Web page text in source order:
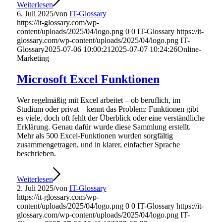
Weiterlesen
6. Juli 2025/von IT-Glossary
https://it-glossary.com/wp-
content/uploads/2025/04/logo.png 0 0 IT-Glossary https://it-
glossary.com/wp-content/uploads/2025/04/logo.png IT-
Glossary2025-07-06 10:00:21 2025-07-07 10:24:26Online-
Marketing
Microsoft Excel Funktionen
Wer regelmäßig mit Excel arbeitet – ob beruflich, im
Studium oder privat – kennt das Problem: Funktionen gibt
es viele, doch oft fehlt der Überblick oder eine verständliche
Erklärung. Genau dafür wurde diese Sammlung erstellt.
Mehr als 500 Excel-Funktionen wurden sorgfältig
zusammengetragen, und in klarer, einfacher Sprache
beschrieben.
Weiterlesen
2. Juli 2025/von IT-Glossary
https://it-glossary.com/wp-
content/uploads/2025/04/logo.png 0 0 IT-Glossary https://it-
glossary.com/wp-content/uploads/2025/04/logo.png IT-